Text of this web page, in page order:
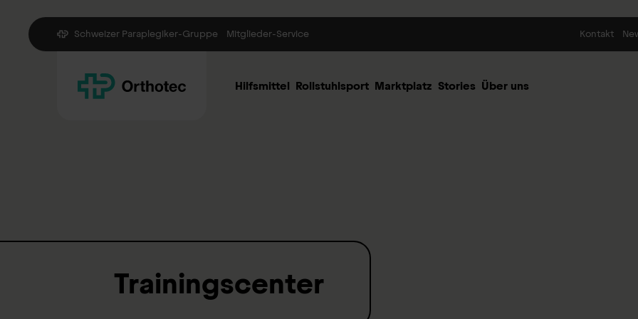
Schweizer Paraplegiker-Gruppe Mitglieder-Service Kontakt
Hilfsmittel Rollstuhlsport Marktplatz Stories Über uns
Trainingscenter